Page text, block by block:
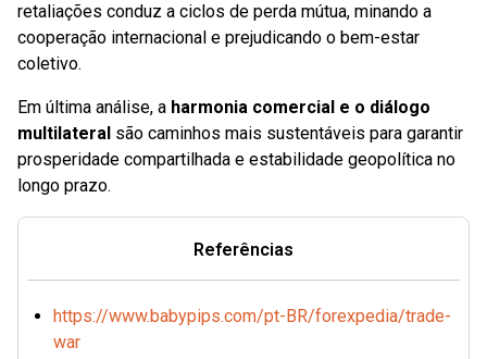
retaliações conduz a ciclos de perda mútua, minando a
cooperação internacional e prejudicando o bem-estar
coletivo.
Em última análise, a harmonia comercial e o diálogo
multilateral são caminhos mais sustentáveis para garantir
prosperidade compartilhada e estabilidade geopolítica no
longo prazo.
Referências
https://www.babypips.com/pt-BR/forexpedia/trade-
war